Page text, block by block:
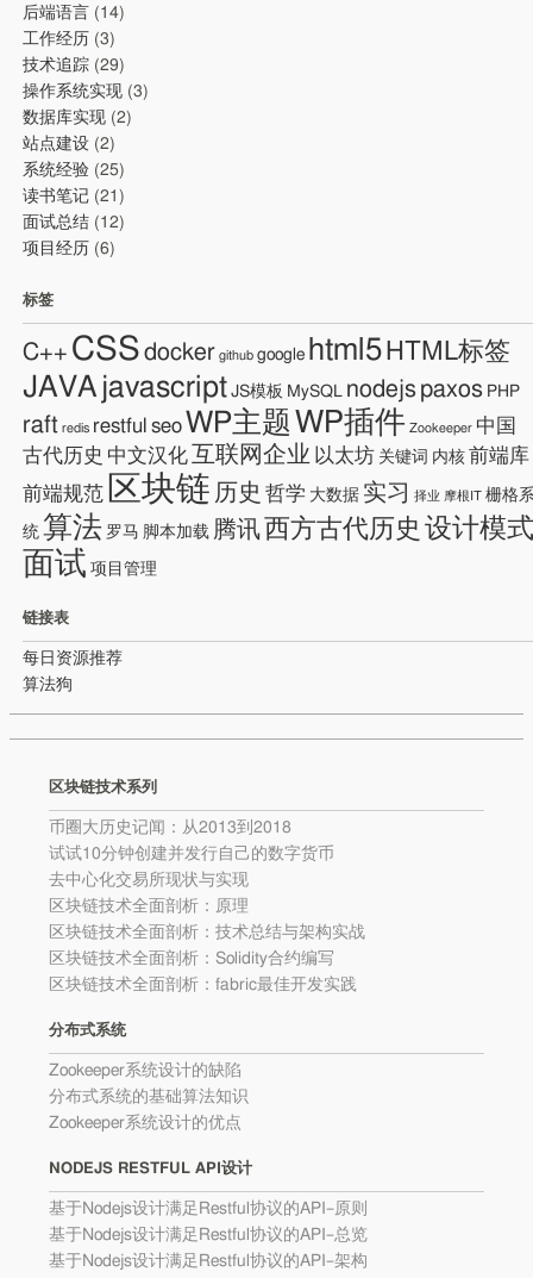
后端语言 (14)
工作经历 (3)
技术追踪 (29)
操作系统实现 (3)
数据库实现 (2)
站点建设 (2)
系统经验 (25)
读书笔记 (21)
面试总结 (12)
项目经历 (6)
标签
C++ CSS docker github google html5 HTML标签
JAVA javascript JS模板 MySQL nodejs paxos PHP
raft redis restful seoWP主题 WP插件 Zookeeper 中国
古代历史 中文汉化 互联网企业 以太坊 关键词 内核 前端库
前端规范 区块链 历史 哲学 大数据 实习 择业 摩根IT 栅格
统 算法 罗马 脚本加载 腾讯 西方古代历史 设计模
面试 项目管理
链接表
每日资源推荐
算法狗
区块链技术系列
币圈大历史记闻：从2013到2018
试试10分钟创建并发行自己的数字货币
去中心化交易所现状与实现
区块链技术全面剖析：原理
区块链技术全面剖析：技术总结与架构实战
区块链技术全面剖析：Solidity合约编写
区块链技术全面剖析：fabric最佳开发实践
分布式系统
Zookeeper系统设计的缺陷
分布式系统的基础算法知识
Zookeeper系统设计的优点
NODEJS RESTFUL API设计
基于Nodejs设计满足Restful协议的API–原则
基于Nodejs设计满足Restful协议的API–总览
基于Nodejs设计满足Restful协议的API–架构